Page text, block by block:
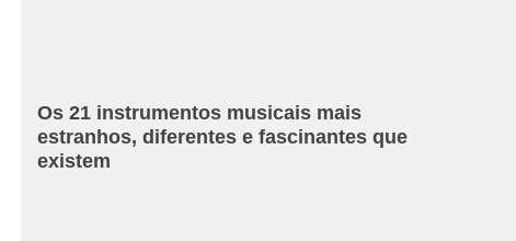
Os 21 instrumentos musicais mais
estranhos, diferentes e fascinantes que
existem